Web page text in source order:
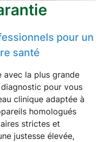
pour un
santé
avec la plus grande
pour vous
clinique adaptée à
homologués
strictes et
justesse élevée,